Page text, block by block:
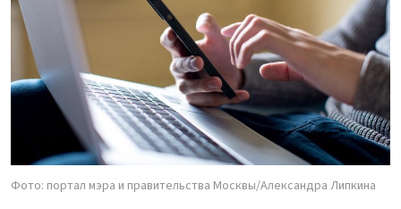
Фото: портал мэра и правительства Москвы/Александра Липкина